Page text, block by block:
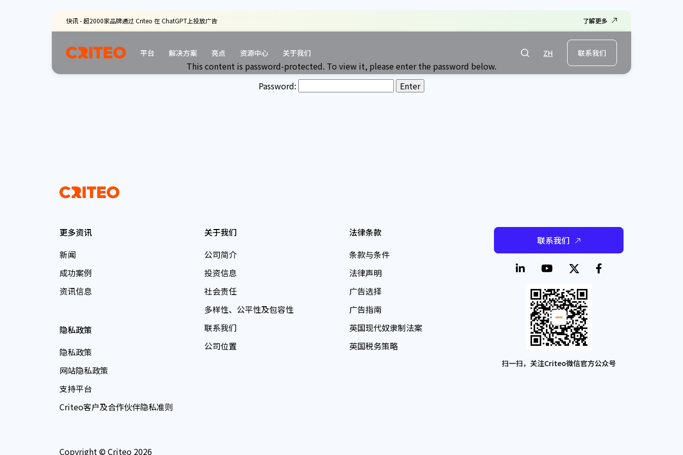
快讯 - 超2000家品牌通过 Criteo 在 ChatGPT上投放广告 了解更多
平台 解决方案 亮点 资源中心 关于我们 ZH 联系我们
This content is password-protected. To view it, please enter the password below.
Password:
更多资讯
新闻
成功案例
资讯信息
隐私政策
隐私政策
网站隐私政策
支持平台
Criteo客户及合作伙伴隐私准则
关于我们
公司简介
投资信息
社会责任
多样性、公平性及包容性
联系我们
公司位置
法律条款
条款与条件
法律声明
广告选择
广告指南
英国现代奴隶制法案
英国税务策略
联系我们
扫一扫，关注Criteo微信官方公众号
Copyright © Criteo 2026